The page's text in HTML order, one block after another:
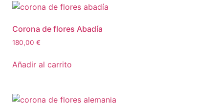
Corona de flores Abadía
180,00 €
Añadir al carrito